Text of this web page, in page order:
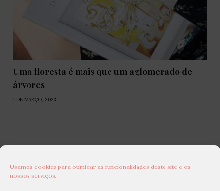
Usamos cookies para otimizar as funcionalidades deste site e os
nossos serviços.
Uma floresta é mais que um aglomerado de
árvores
1 DE MARÇO, 2023